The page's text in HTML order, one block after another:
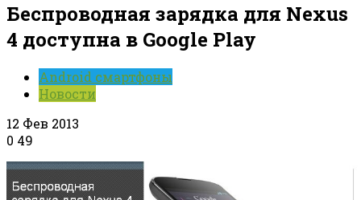
Беспроводная зарядка для Nexus
4 доступна в Google Play
Android смартфоны
Новости
12 Фев 2013
0 49